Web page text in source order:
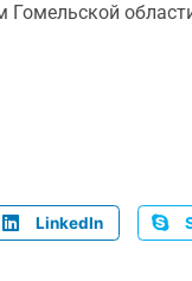
Гомельской
LinkedIn